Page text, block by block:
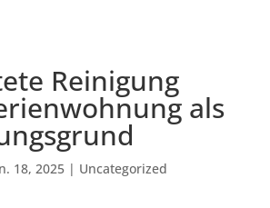
Reinigung
als
18, 2025| Uncategorized